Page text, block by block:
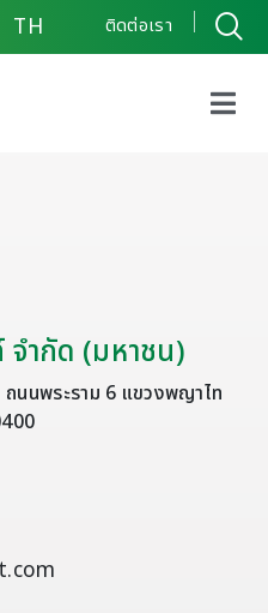
TH ติดต่อเรา
ำกัด (มหาชน)
นนพระราม 6 แขวงพญาไท